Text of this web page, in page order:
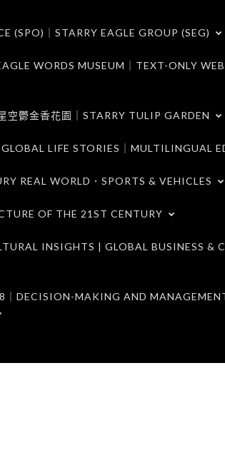
(SPO)｜STARRY EAGLE GROUP (SEG)
WORDS MUSEUM｜TEXT-ONLY
空鬱金香花園｜STARRY TULIP GARDEN
LIFE STORIES｜MULTILINGUAL
REAL WORLD．SPORTS & VEHICLES
OF THE 21ST CENTURY
INSIGHTS | GLOBAL BUSINESS &
｜DECISION-MAKING AND